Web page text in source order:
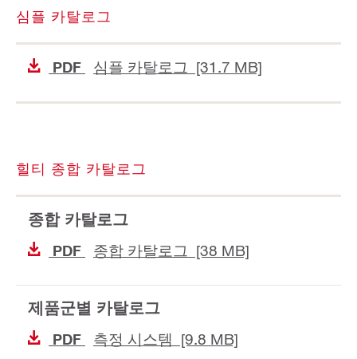
심플 카탈로그
PDF 심플 카탈로그 [31.7 MB]
힐티 종합 카탈로그
종합 카탈로그
PDF 종합 카탈로그 [38 MB]
제품군별 카탈로그
PDF 측정 시스템 [9.8 MB]